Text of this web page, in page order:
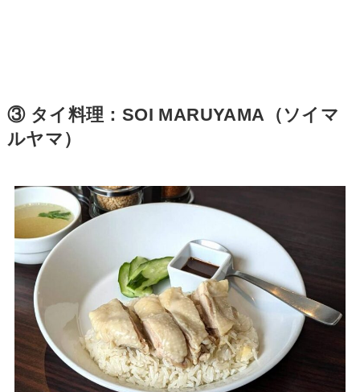
③ タイ料理：SOI MARUYAMA（ソイマ
ルヤマ）